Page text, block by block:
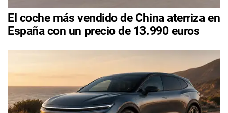
El coche más vendido de China aterriza en
España con un precio de 13.990 euros